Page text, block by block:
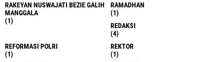
RAKEYAN NUSWAJATI BEZIE GALIH
MANGGALA
(1)
RAMADHAN
(1)
REDAKSI
(4)
REFORMASI POLRI
(1)
REKTOR
(1)